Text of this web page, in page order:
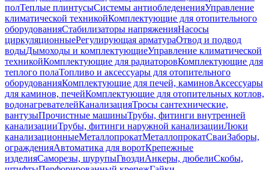
полТеплые плинтусыСистемы антиобледененияУправление
климатической техникойКомплектующие для отопительного
оборудованияСтабилизаторы напряженияНасосы
циркуляционныеРегулирующая арматураОтвод и подвод
водыДымоходы и комплектующиеУправление климатической
техникойКомплектующие для радиаторовКомплектующие для
теплого полаТопливо и аксессуары для отопительного
оборудованияКомплектующие для печей, каминовАксессуары
для каминов, печейКомплектующие для отопительных котлов,
водонагревателейКанализацияТросы сантехнические,
вантузыПрочистные машиныТрубы, фитинги внутренней
канализацииТрубы, фитинги наружной канализацииЛюки
канализационныеМеталлопрокатМеталлопрокатСваиЗаборы,
огражденияАвтоматика для воротКрепежные
изделияСаморезы, шурупыГвоздиАнкеры, дюбелиСкобы,